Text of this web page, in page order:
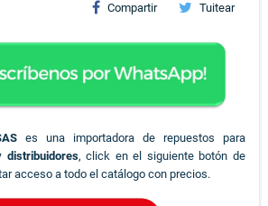
Compartir Tuitear
es una importadora de repuestos para
distribuidores, click en el siguiente botón de
acceso a todo el catálogo con precios.